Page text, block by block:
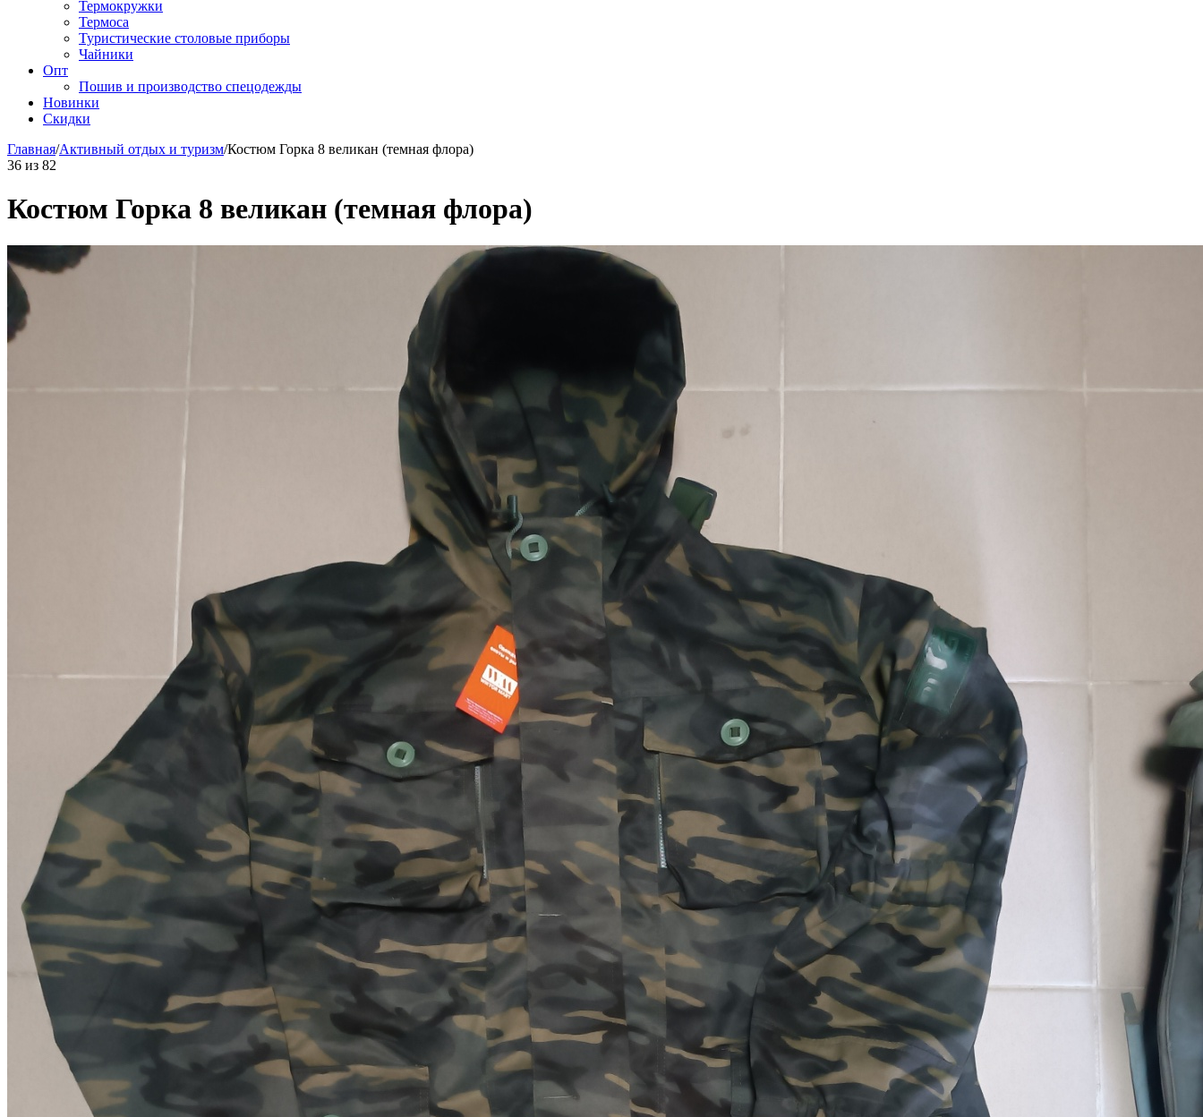
Термокружки
Термоса
Туристические столовые приборы
Чайники
Опт
Пошив и производство спецодежды
Новинки
Скидки
Главная/Активный отдых и туризм/Костюм Горка 8 великан (темная флора)
36 из 82
Костюм Горка 8 великан (темная флора)